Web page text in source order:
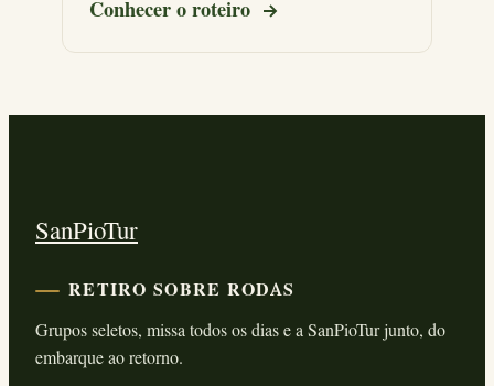
Conhecer o roteiro
SanPioTur
RETIRO SOBRE RODAS
Grupos seletos, missa todos os dias e a SanPioTur junto, do
embarque ao retorno.